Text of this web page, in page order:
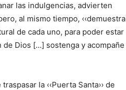
las indulgencias, advierten
al mismo tiempo, ‹‹demuestra
de cada uno, para poder estar
de Dios […] sostenga y acompañe
la ‹‹Puerta Santa›› de